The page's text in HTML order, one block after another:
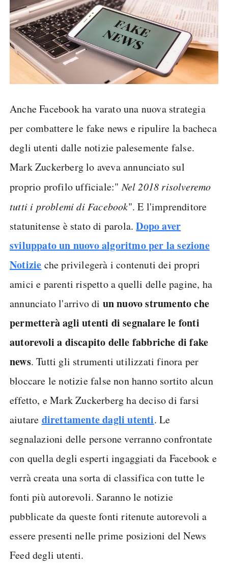
Anche Facebook ha varato una nuova strategia
per combattere le fake news e ripulire la bacheca
degli utenti dalle notizie palesemente false.
Mark Zuckerberg lo aveva annunciato sul
proprio profilo ufficiale:"Nel 2018 risolveremo
tutti i problemi di Facebook". E l'imprenditore
statunitense è stato di parola.Dopo aver
sviluppato un nuovo algoritmo per la sezione
Notizie che privilegerà i contenuti dei propri
amici e parenti rispetto a quelli delle pagine, ha
annunciato l'arrivo di un nuovo strumento che
permetterà agli utenti di segnalare le fonti
autorevoli a discapito delle fabbriche di fake
news. Tutti gli strumenti utilizzati finora per
bloccare le notizie false non hanno sortito alcun
effetto, e Mark Zuckerberg ha deciso di farsi
aiutare direttamente dagli utenti. Le
segnalazioni delle persone verranno confrontate
con quella degli esperti ingaggiati da Facebook e
verrà creata una sorta di classifica con tutte le
fonti più autorevoli. Saranno le notizie
pubblicate da queste fonti ritenute autorevoli a
essere presenti nelle prime posizioni del News
Feed degli utenti.